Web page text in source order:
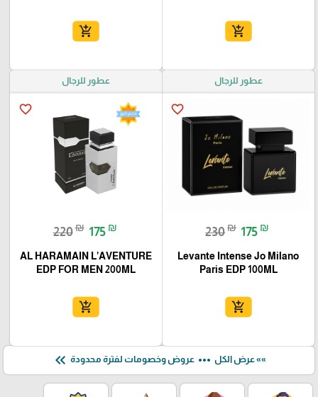
add_shopping_cart
add_shopping_cart
عطور للرجال
favorite_border
230₪ 175 ₪
Levante Intense Jo Milano
Paris EDP 100ML
add_shopping_cart
عطور للرجال
favorite_border
220₪ 175 ₪
AL HARAMAIN L’AVENTURE
EDP FOR MEN 200ML
add_shopping_cart
»» عرض الكل more_horiz عروض وخصومات لفترة محدودة keyboard_double_arrow_left